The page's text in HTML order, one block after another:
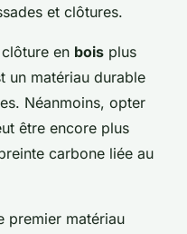
et clôtures.
en bois plus
un matériau durable
Néanmoins, opter
être encore plus
carbone liée au
premier matériau